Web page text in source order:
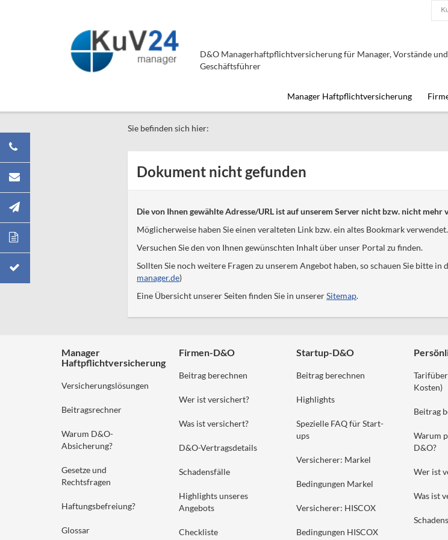
D&O Managerhaftpflichtversicherung für Manager, Vorstände und
Geschäftsführer
Manager Haftpflichtversicherung
Sie befinden sich hier:
Dokument nicht gefunden
Die von Ihnen gewählte Adresse/URL ist auf unserem Server nicht bzw. nicht mehr
Möglicherweise haben Sie einen veralteten Link bzw. ein altes Bookmark verwendet.
Versuchen Sie den von Ihnen gewünschten Inhalt über unser Portal zu finden.
Sollten Sie noch weitere Fragen zu unserem Angebot haben, so schauen Sie bitte
manager.de)
Eine Übersicht unserer Seiten finden Sie in unsererSitemap.
Manager
Haftpflichtversicherung
Versicherungslösungen
Beitragsrechner
Warum D&O-
Absicherung?
Gesetze und
Rechtsfragen
Haftungsbefreiung?
Glossar
Firmen-D&O
Beitrag berechnen
Wer ist versichert?
Was ist versichert?
D&O-Vertragsdetails
Schadensfälle
Highlights unseres
Angebots
Checkliste
Startup-D&O
Beitrag berechnen
Highlights
Spezielle FAQ für Start-
ups
Versicherer: Markel
Bedingungen Markel
Versicherer: HISCOX
Bedingungen HISCOX
Kosten)
Beitrag
Warum
D&O?
Wer ist
Was ist